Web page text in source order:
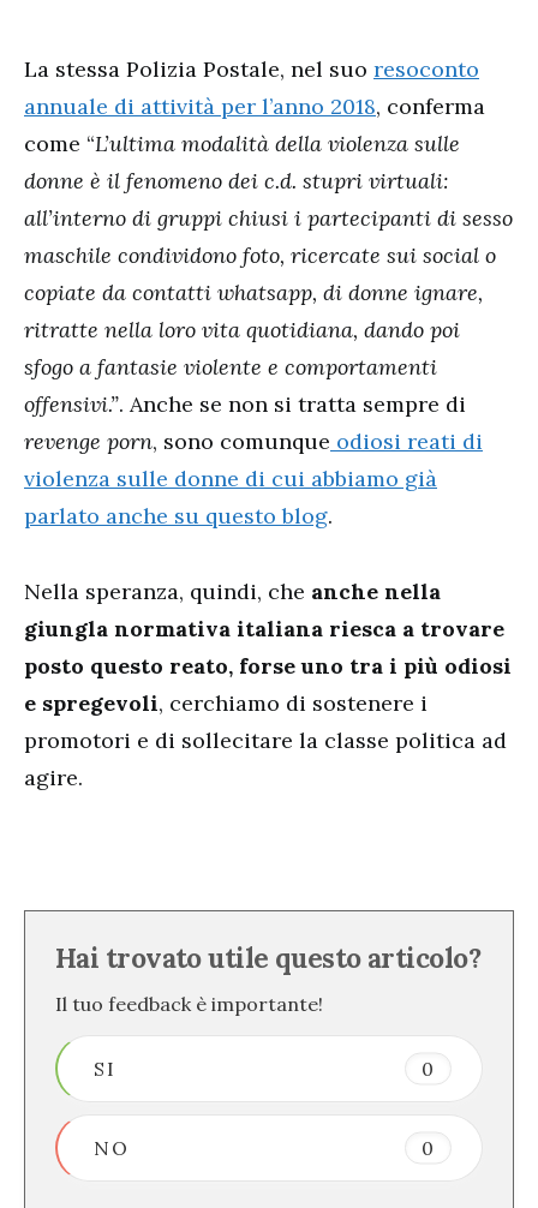
La stessa Polizia Postale, nel suo resoconto
annuale di attività per l’anno 2018, conferma
come “L’ultima modalità della violenza sulle
donne è il fenomeno dei c.d. stupri virtuali:
all’interno di gruppi chiusi i partecipanti di sesso
maschile condividono foto, ricercate sui social o
copiate da contatti whatsapp, di donne ignare,
ritratte nella loro vita quotidiana, dando poi
sfogo a fantasie violente e comportamenti
offensivi.”. Anche se non si tratta sempre di
revenge porn, sono comunque odiosi reati di
violenza sulle donne di cui abbiamo già
parlato anche su questo blog.
Nella speranza, quindi, che anche nella
giungla normativa italiana riesca a trovare
posto questo reato, forse uno tra i più odiosi
e spregevoli, cerchiamo di sostenere i
promotori e di sollecitare la classe politica ad
agire.
Hai trovato utile questo articolo?
Il tuo feedback è importante!
SI 0
NO 0